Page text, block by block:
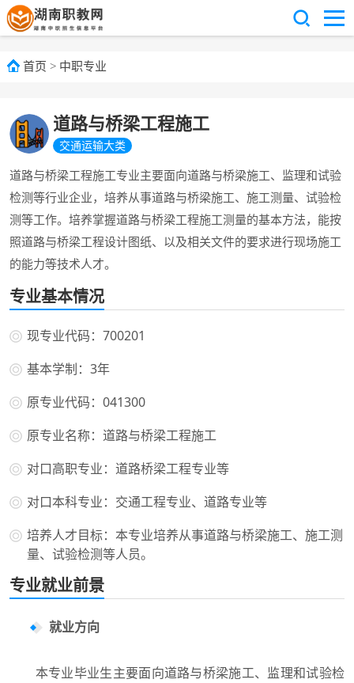
首页 > 中职专业
道路与桥梁工程施工
交通运输大类
道路与桥梁工程施工专业主要面向道路与桥梁施工、监理和试验
检测等行业企业，培养从事道路与桥梁施工、施工测量、试验检
测等工作。培养掌握道路与桥梁工程施工测量的基本方法，能按
照道路与桥梁工程设计图纸、以及相关文件的要求进行现场施工
的能力等技术人才。
专业基本情况
现专业代码：700201
基本学制：3年
原专业代码：041300
原专业名称：道路与桥梁工程施工
对口高职专业：道路桥梁工程专业等
对口本科专业：交通工程专业、道路专业等
培养人才目标：本专业培养从事道路与桥梁施工、施工测
量、试验检测等人员。
专业就业前景
就业方向
本专业毕业生主要面向道路与桥梁施工、监理和试验检